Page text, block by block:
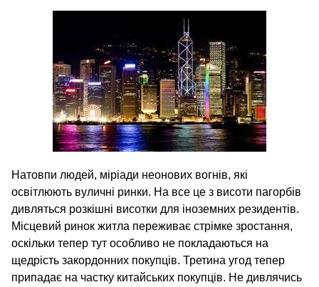
Натовпи людей, міріади неонових вогнів, які
освітлюють вуличні ринки. На все це з висоти пагорбів
дивляться розкішні висотки для іноземних резидентів.
Місцевий ринок житла переживає стрімке зростання,
оскільки тепер тут особливо не покладаються на
щедрість закордонних покупців. Третина угод тепер
припадає на частку китайських покупців. Не дивлячись